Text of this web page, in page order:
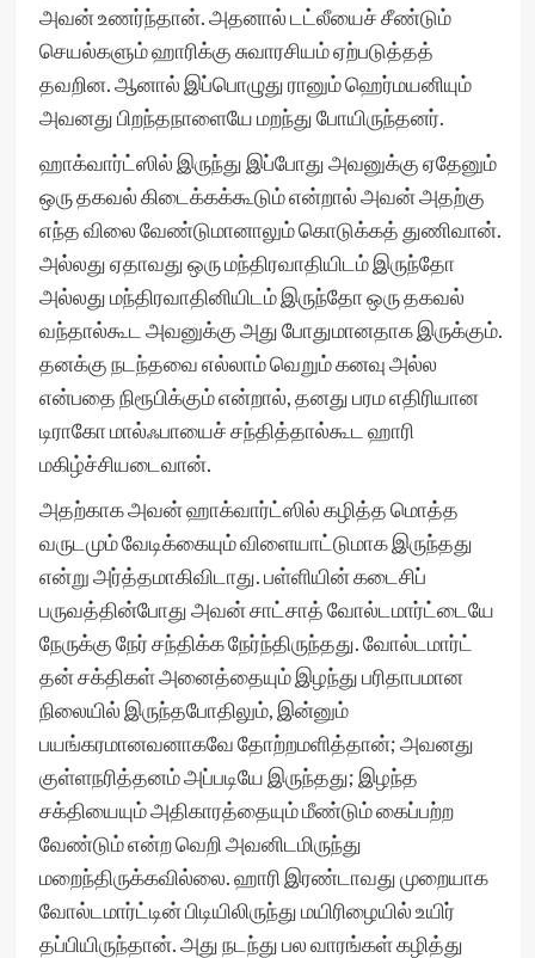
அவன் உணர்ந்தான். அதனால் டட்லீயைச் சீண்டும்
செயல்களும் ஹாரிக்கு சுவாரசியம் ஏற்படுத்தத்
தவறின. ஆனால் இப்பொழுது ரானும் ஹெர்மயனியும்
அவனது பிறந்தநாளையே மறந்து போயிருந்தனர்.
ஹாக்வார்ட்ஸில் இருந்து இப்போது அவனுக்கு ஏதேனும்
ஒரு தகவல் கிடைக்கக்கூடும் என்றால் அவன் அதற்கு
எந்த விலை வேண்டுமானாலும் கொடுக்கத் துணிவான்.
அல்லது ஏதாவது ஒரு மந்திரவாதியிடம் இருந்தோ
அல்லது மந்திரவாதினியிடம் இருந்தோ ஒரு தகவல்
வந்தால்கூட அவனுக்கு அது போதுமானதாக இருக்கும்.
தனக்கு நடந்தவை எல்லாம் வெறும் கனவு அல்ல
என்பதை நிரூபிக்கும் என்றால், தனது பரம எதிரியான
டிராகோ மால்ஃபாயைச் சந்தித்தால்கூட ஹாரி
மகிழ்ச்சியடைவான்.
அதற்காக அவன் ஹாக்வார்ட்ஸில் கழித்த மொத்த
வருடமும் வேடிக்கையும் விளையாட்டுமாக இருந்தது
என்று அர்த்தமாகிவிடாது. பள்ளியின் கடைசிப்
பருவத்தின்போது அவன் சாட்சாத் வோல்டமார்ட்டையே
நேருக்கு நேர் சந்திக்க நேர்ந்திருந்தது. வோல்டமார்ட்
தன் சக்திகள் அனைத்தையும் இழந்து பரிதாபமான
நிலையில் இருந்தபோதிலும், இன்னும்
பயங்கரமானவனாகவே தோற்றமளித்தான்; அவனது
குள்ளநரித்தனம் அப்படியே இருந்தது; இழந்த
சக்தியையும் அதிகாரத்தையும் மீண்டும் கைப்பற்ற
வேண்டும் என்ற வெறி அவனிடமிருந்து
மறைந்திருக்கவில்லை. ஹாரி இரண்டாவது முறையாக
வோல்டமார்ட்டின் பிடியிலிருந்து மயிரிழையில் உயிர்
தப்பியிருந்தான். அது நடந்து பல வாரங்கள் கழித்து